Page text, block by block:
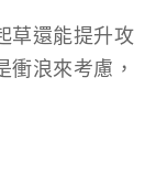
草還能提升攻
浪來考慮，